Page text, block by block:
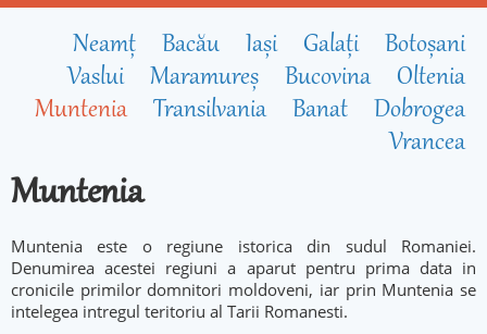
Neamț Bacău Iași Galați
Botoșani
Vaslui
Maramureș Bucovina
Oltenia
Muntenia
Transilvania Banat
Dobrogea
Vrancea
Muntenia
Muntenia este o regiune istorica din sudul Romaniei.
Denumirea acestei regiuni a aparut pentru prima data in
cronicile primilor domnitori moldoveni, iar prin Muntenia se
intelegea intregul teritoriu al Tarii Romanesti.